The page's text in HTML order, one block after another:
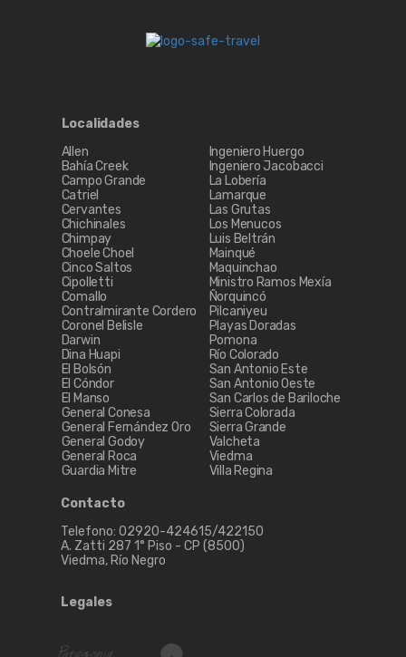
Localidades
Allen
Bahía Creek
Campo Grande
Catriel
Cervantes
Chichinales
Chimpay
Choele Choel
Cinco Saltos
Cipolletti
Comallo
Contralmirante Cordero
Coronel Belisle
Darwin
Dina Huapi
El Bolsón
El Cóndor
El Manso
General Conesa
General Fernández Oro
General Godoy
General Roca
Guardia Mitre
Ingeniero Huergo
Ingeniero Jacobacci
La Lobería
Lamarque
Las Grutas
Los Menucos
Luis Beltrán
Mainqué
Maquinchao
Ministro Ramos Mexía
Ñorquincó
Pilcaniyeu
Playas Doradas
Pomona
Río Colorado
San Antonio Este
San Antonio Oeste
San Carlos de Bariloche
Sierra Colorada
Sierra Grande
Valcheta
Viedma
Villa Regina
Contacto
Telefono: 02920-424615/422150
A. Zatti 287 1° Piso - CP (8500)
Viedma, Río Negro
Legales